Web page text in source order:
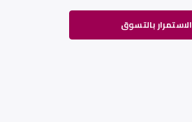
الاستمرار بالتسوق